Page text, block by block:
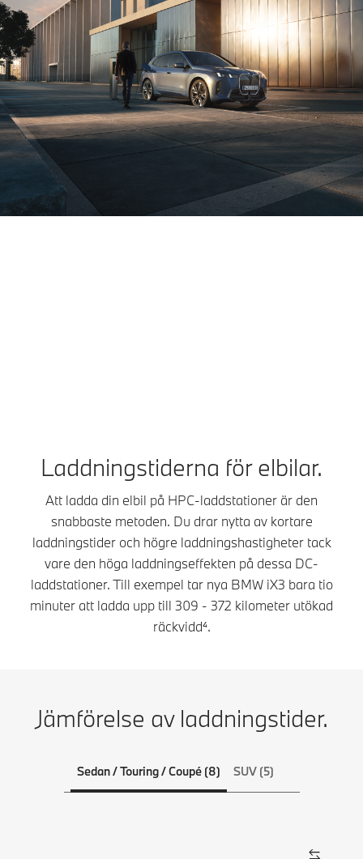
Fler än 1 miljon
Högeffektsladdning
till attraktiva priser med
IONITY Plus-paketet.
Laddningstiderna för elbilar.
Att ladda din elbil på HPC-laddstationer är den
snabbaste metoden. Du drar nytta av kortare
laddningstider och högre laddningshastigheter tack
vare den höga laddningseffekten på dessa DC-
laddstationer. Till exempel tar nya BMW iX3 bara tio
minuter att ladda upp till 309 - 372 kilometer utökad
räckvidd⁴.
Jämförelse av laddningstider.
Sedan / Touring / Coupé (8) SUV (5)